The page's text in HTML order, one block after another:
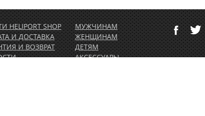
HELIPORT SHOP
И ДОСТАВКА
И ВОЗВРАТ
МУЖЧИНАМ
ЖЕНЩИНАМ
ДЕТЯМ
АКСЕССУАРЫ